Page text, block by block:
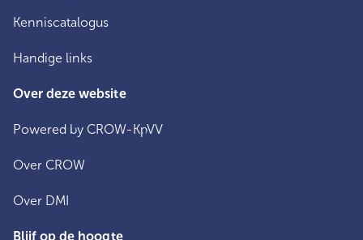
Kenniscatalogus
Handige links
Over deze website
Powered by CROW-KpVV
Over CROW
Over DMI
Blijf op de hoogte